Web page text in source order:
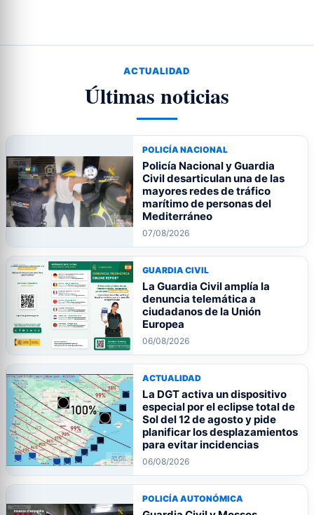
ACTUALIDAD
Últimas noticias
POLICÍA NACIONAL
Policía Nacional y Guardia
Civil desarticulan una de las
mayores redes de tráfico
marítimo de personas del
Mediterráneo
07/08/2026
GUARDIA CIVIL
La Guardia Civil amplía la
denuncia telemática a
ciudadanos de la Unión
Europea
06/08/2026
ACTUALIDAD
La DGT activa un dispositivo
especial por el eclipse total de
Sol del 12 de agosto y pide
planificar los desplazamientos
para evitar incidencias
06/08/2026
POLICÍA AUTONÓMICA